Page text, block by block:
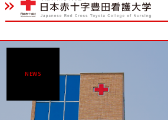
NEWS